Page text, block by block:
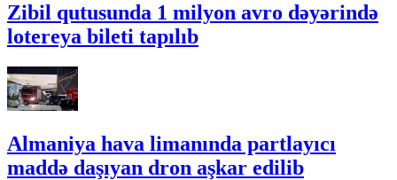
Zibil qutusunda 1 milyon avro dəyərində
lotereya bileti tapılıb
Almaniya hava limanında partlayıcı
maddə daşıyan dron aşkar edilib